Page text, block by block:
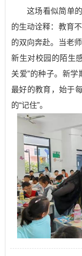
这场看似简单
的生动诠释：教育
的双向奔赴。当老
新生对校园的陌生
关爱”的种子。新学
最好的教育，始于
的“记住”。